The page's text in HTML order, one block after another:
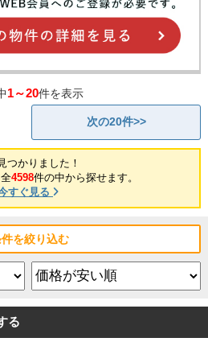
1～20件を表示
次の20件>>
つかりました！
4598件の中から探せます。
すぐ見る
を絞り込む
る